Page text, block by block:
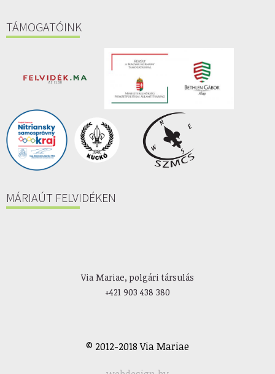
TÁMOGATÓINK
MÁRIAÚT FELVIDÉKEN
Via Mariae, polgári társulás
+421 903 438 380
© 2012-2018 Via Mariae